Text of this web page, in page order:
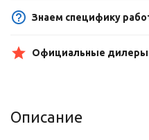
Знаем специфику
Официальные дилеры
Описание